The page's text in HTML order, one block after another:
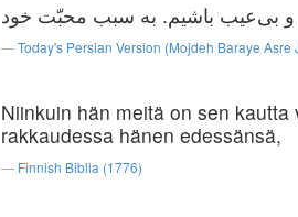
و بی‌عیب باشیم. به سبب محبّت خود
Today's Persian Version (Mojdeh Baraye Asre
Niinkuin hän meitä on sen
rakkaudessa hänen edessänsä,
Finnish Biblia (1776)